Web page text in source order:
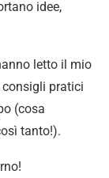
idee,
letto il mio
consigli pratici
(cosa
tanto!).